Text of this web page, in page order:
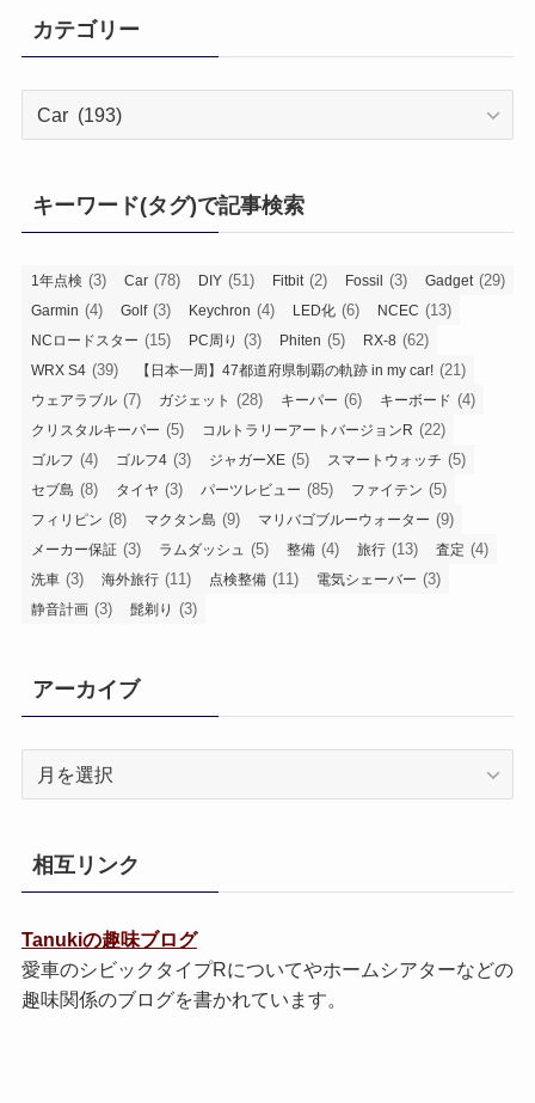
カテゴリー
キーワード(タグ)で記事検索
1年点検 (3) Car (78) DIY (51) Fitbit (2) Fossil (3) Gadget (29)
Garmin (4) Golf(3) Keychron (4) LED化 (6) NCEC (13)
NCロードスター (15) PC周り (3) Phiten (5) RX-8 (62)
WRX S4 (39) 【日本一周】47都道府県制覇の軌跡 in my car! (21)
ウェアラブル (7) ガジェット (28) キーパー (6) キーボード (4)
クリスタルキーパー (5) コルトラリーアートバージョンR (22)
ゴルフ (4) ゴルフ4 (3) ジャガーXE (5) スマートウォッチ (5)
セブ島 (8) タイヤ (3) パーツレビュー (85) ファイテン (5)
フィリピン (8) マクタン島 (9) マリバゴブルーウォーター (9)
メーカー保証 (3) ラムダッシュ (5) 整備 (4) 旅行 (13) 査定 (4)
洗車 (3) 海外旅行 (11) 点検整備 (11) 電気シェーバー (3)
静音計画 (3) 髭剃り (3)
アーカイブ
イ
ブ
相互リンク
Tanukiの趣味ブログ
愛車のシビックタイプRについてやホームシアターなどの
趣味関係のブログを書かれています。